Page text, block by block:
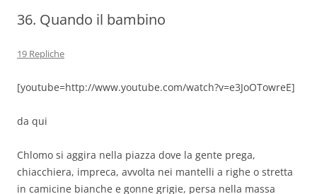
36. Quando il bambino
19 Repliche
[youtube=http://www.youtube.com/watch?v=e3JoOTowreE]
da qui
Chlomo si aggira nella piazza dove la gente prega,
chiacchiera, impreca, avvolta nei mantelli a righe o stretta
in camicine bianche e gonne grigie, persa nella massa